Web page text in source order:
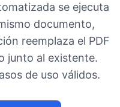
se ejecuta
documento,
reemplaza el PDF
junto al existente.
de uso válidos.